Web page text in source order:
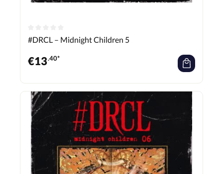
#DRCL – Midnight Children 5
€13.40*